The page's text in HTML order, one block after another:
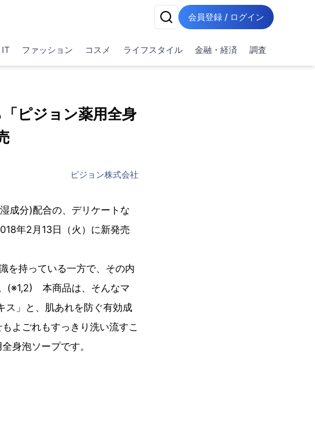
会員登録 / ログイン
IT ファッション コスメ ライフスタイル 金融・経済 調査
ピジョン薬用全身
ピジョン株式会社
成分)配合の、デリケートな
年2月13日（火）に新発売
を持っている一方で、その内
(※1,2) 本商品は、そんなマ
ス」と、肌あれを防ぐ有効成
よごれもすっきり洗い流すこ
身泡ソープです。
」 ３つの特長